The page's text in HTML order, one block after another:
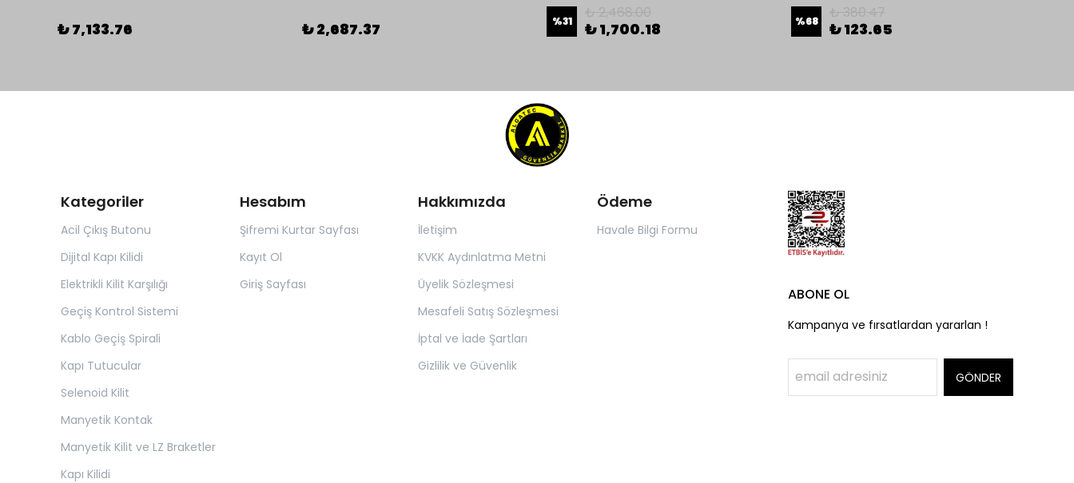
₺ 7,133.76 ₺ 2,687.37 %31 ₺ 1,700.18 %68 ₺ 123.65
Kategoriler
Acil Çıkış Butonu
Dijital Kapı Kilidi
Elektrikli Kilit Karşılığı
Geçiş Kontrol Sistemi
Kablo Geçiş Spirali
Kapı Tutucular
Selenoid Kilit
Manyetik Kontak
Manyetik Kilit ve LZ Braketler
Kapı Kilidi
Hesabım
Şifremi Kurtar Sayfası
Kayıt Ol
Giriş Sayfası
Hakkımızda
İletişim
KVKK Aydınlatma Metni
Üyelik Sözleşmesi
Mesafeli Satış Sözleşmesi
İptal ve İade Şartları
Gizlilik ve Güvenlik
Ödeme
Havale Bilgi Formu
ABONE OL
Kampanya ve fırsatlardan yararlan !
GÖNDER